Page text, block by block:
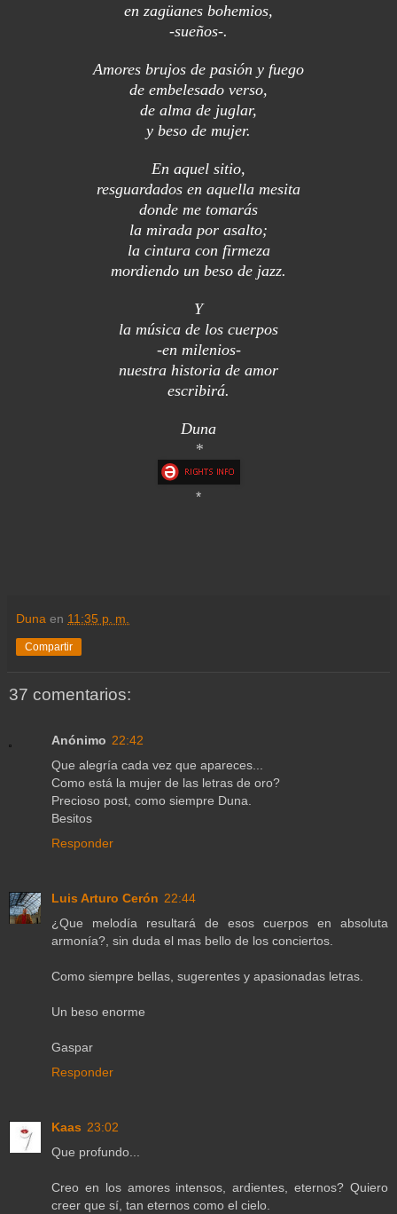
en zagüanes bohemios,
-sueños-.
Amores brujos de pasión y fuego
de embelesado verso,
de alma de juglar,
y beso de mujer.
En aquel sitio,
resguardados en aquella mesita
donde me tomarás
la mirada por asalto;
la cintura con firmeza
mordiendo un beso de jazz.
Y
la música de los cuerpos
-en milenios-
nuestra historia de amor
escribirá.
Duna
*
*
Duna en 11:35 p. m.
Compartir
37 comentarios:
Anónimo 22:42
Que alegría cada vez que apareces...
Como está la mujer de las letras de oro?
Precioso post, como siempre Duna.
Besitos
Responder
Luis Arturo Cerón 22:44
¿Que melodía resultará de esos cuerpos en absoluta
armonía?, sin duda el mas bello de los conciertos.
Como siempre bellas, sugerentes y apasionadas letras.
Un beso enorme
Gaspar
Responder
Kaas 23:02
Que profundo...
Creo en los amores intensos, ardientes, eternos? Quiero
creer que sí, tan eternos como el cielo.